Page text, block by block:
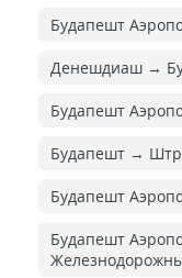
Будапешт
Денешдиаш →
Будапешт
Будапешт →
Будапешт
Будапешт